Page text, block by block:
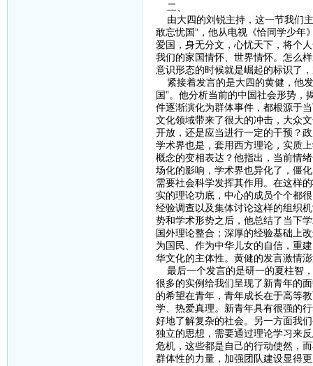
二、
由大四的刘锐主持，这一节我们
敢忘忧国”，他从电视《恰同学少年
爱国，身无分文，心忧天下，将个
我们的家国情怀、世界情怀。怎么
意识形态的时候就是崛起的标识了
紧接着发言的是大四的黄健，他发
国”。他分析当前的中国社会形势
件逐渐演化为群体事件，都根源于
文化领域带来了很大的冲击，大众
开放，还是应当进行一定的干预？
学术界也是，套用西方理论，实质
概念的变相表达？他指出，当前情
场化的影响，学术界也异化了，僵
需要社会科学发挥其作用。在这样
实的理论功底，中心的成员个个都
经验调查以及集体讨论这样的组织
势和学术形势之后，他总结了当下
国外理论整合；深厚的经验基础上
为国民、作为中华儿女的自信，重
华文化的主体性。黄健的发言激情
最后一个发言的是研一的夏柱智
很多的实例给我们呈现了新青年的
的希望在青年，青年成长在于高等
学、热爱真理。新青年具有很强的
好地了解复杂的社会。另一方面我
独立的思想，需要通过理论学习来
危机，这些都是自己的行动使然，
群体性的力量，加强团队建设显得